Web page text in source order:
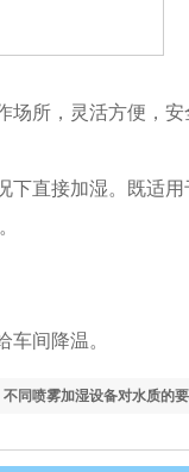
场所，灵活方便，安
下直接加湿。既适
间降温。
不同喷雾加湿设备对水质的